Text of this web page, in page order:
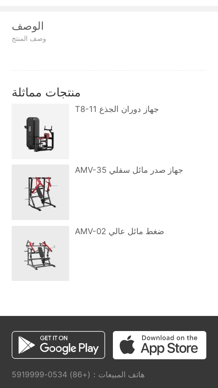
الوصف
وصف المنتج
منتجات مماثلة
T8-11 جهاز دوران الجذع
AMV-35 جهاز صدر مائل سفلي
AMV-02 ضغط مائل عالي
هاتف المبيعات：(+86) 0534-5919999